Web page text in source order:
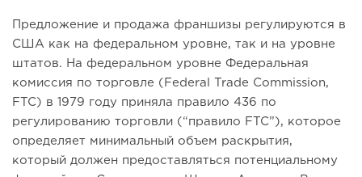
Предложение и продажа франшизы регулируются в
США как на федеральном уровне, так и на уровне
штатов. На федеральном уровне Федеральная
комиссия по торговле (Federal Trade Commission,
FTC) в 1979 году приняла правило 436 по
регулированию торговли (“правило FTC”), которое
определяет минимальный объем раскрытия,
который должен предоставляться потенциальному